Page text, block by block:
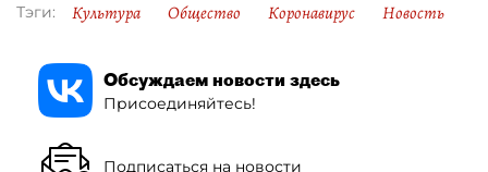
Тэги: Культура Общество Коронавирус Новость
Обсуждаем новости здесь
Присоединяйтесь!
Подписаться на новости